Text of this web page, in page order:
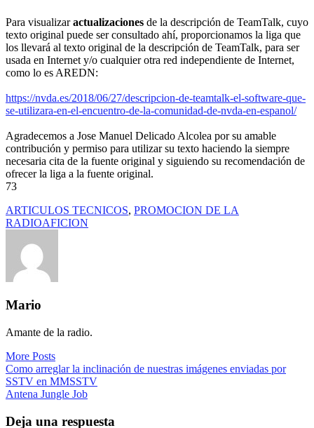
Para visualizaractualizaciones de la descripción de TeamTalk, cuyo
texto original puede ser consultado ahí, proporcionamos la liga que
los llevará al texto original de la descripción de TeamTalk, para ser
usada en Internet y/o cualquier otra red independiente de Internet,
como lo es AREDN:
https://nvda.es/2018/06/27/descripcion-de-teamtalk-el-software-que-
se-utilizara-en-el-encuentro-de-la-comunidad-de-nvda-en-espanol/
Agradecemos a Jose Manuel Delicado Alcolea por su amable
contribución y permiso para utilizar su texto haciendo la siempre
necesaria cita de la fuente original y siguiendo su recomendación de
ofrecer la liga a la fuente original.
73
ARTICULOS TECNICOS, PROMOCION DE LA
RADIOAFICION
Mario
Amante de la radio.
More Posts
Navegación
de
Como arreglar la inclinación de nuestras imágenes enviadas por
SSTV en MMSSTV
Antena Jungle Job
Deja una respuesta